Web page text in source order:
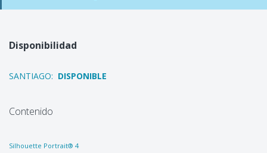
Disponibilidad
SANTIAGO: DISPONIBLE
Contenido
Silhouette Portrait® 4